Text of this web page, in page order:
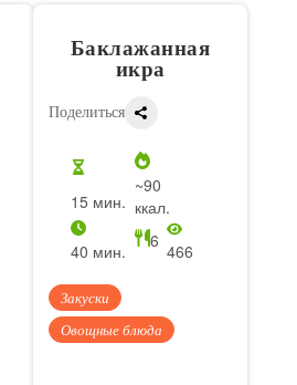
Баклажанная
икра
Поделиться
15 мин.
~90
ккал.
40 мин.
6 466
Закуски
Овощные блюда